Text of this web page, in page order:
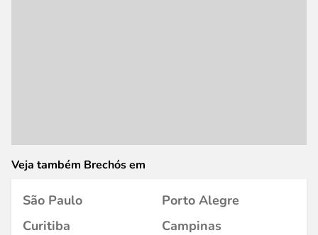
Veja também Brechós em
São Paulo
Porto Alegre
Curitiba
Campinas